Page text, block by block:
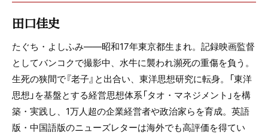
田口佳史
たぐち・よしふみ――昭和17年東京都生まれ。記録映画監督
としてバンコクで撮影中、水牛に襲われ瀕死の重傷を負う。
生死の狭間で『老子』と出合い、東洋思想研究に転身。「東洋
思想」を基盤とする経営思想体系「タオ・マネジメント」を構
築・実践し、1万人超の企業経営者や政治家らを育成。英語
版・中国語版のニューズレターは海外でも高評価を得てい